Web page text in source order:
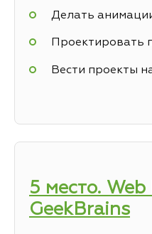
Делать
Проектировать
Вести проекты
5 место.
GeekBrains